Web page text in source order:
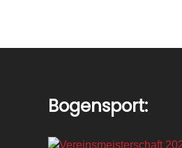
Bogensport: